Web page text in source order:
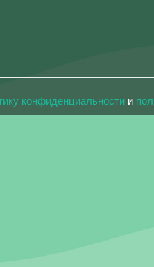
конфиденциальности и